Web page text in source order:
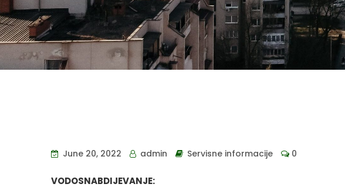
June 20, 2022 admin Servisne informacije 0
VODOSNABDIJEVANJE: